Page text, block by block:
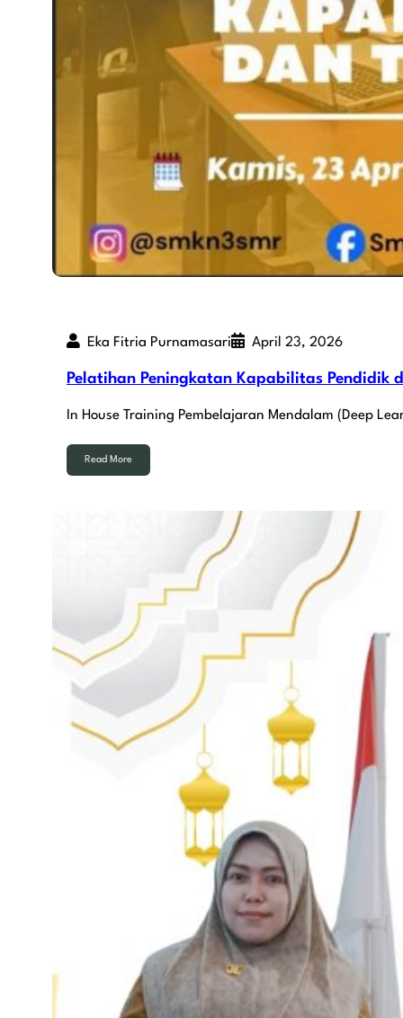
Eka Fitria Purnamasari April 23, 2026
Pelatihan Peningkatan Kapabilitas Pendidik
In House Training Pembelajaran Mendalam (Deep
Read More